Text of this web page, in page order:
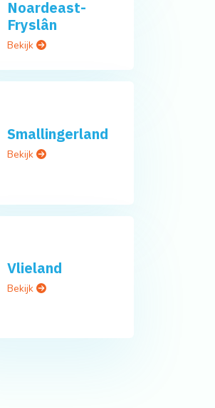
Noardeast-
Fryslân
Bekijk
Smallingerland
Bekijk
Vlieland
Bekijk